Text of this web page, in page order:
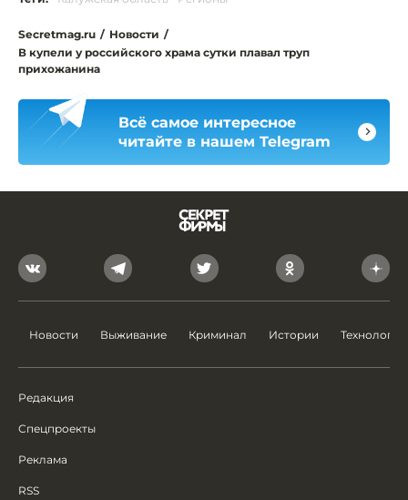
Secretmag.ru / Новости /
В купели у российского храма сутки плавал труп
прихожанина
Всё самое интересное
читайте в нашем Telegram
Новости Выживание Криминал Истории Технологии
Редакция
Спецпроекты
Реклама
RSS